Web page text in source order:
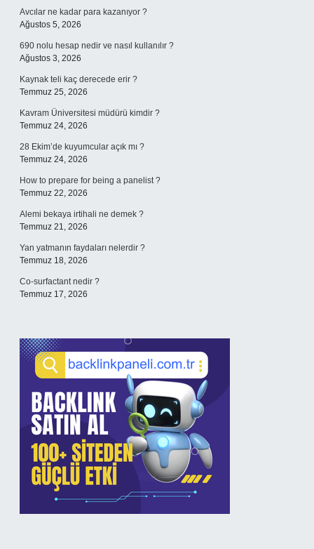
Avcılar ne kadar para kazanıyor ?
Ağustos 5, 2026
690 nolu hesap nedir ve nasıl kullanılır ?
Ağustos 3, 2026
Kaynak teli kaç derecede erir ?
Temmuz 25, 2026
Kavram Üniversitesi müdürü kimdir ?
Temmuz 24, 2026
28 Ekim’de kuyumcular açık mı ?
Temmuz 24, 2026
How to prepare for being a panelist ?
Temmuz 22, 2026
Alemi bekaya irtihali ne demek ?
Temmuz 21, 2026
Yan yatmanın faydaları nelerdir ?
Temmuz 18, 2026
Co-surfactant nedir ?
Temmuz 17, 2026